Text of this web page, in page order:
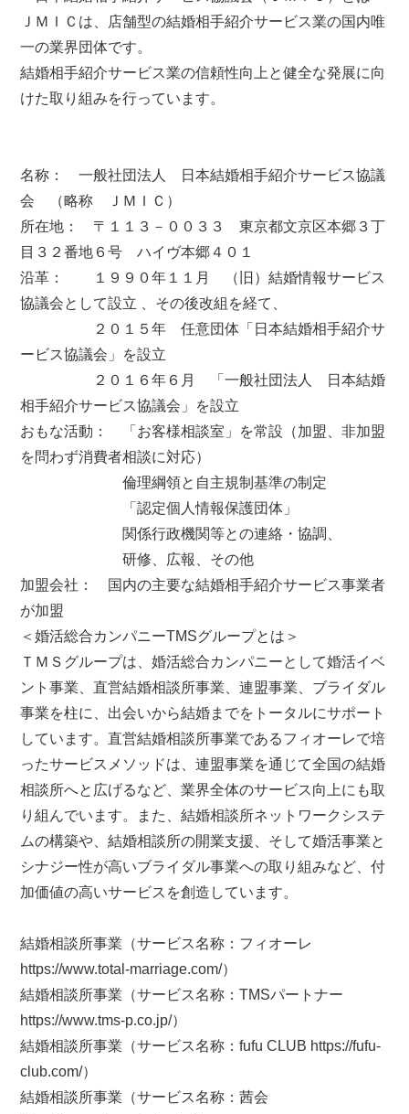
ＪＭＩＣは、店舗型の結婚相手紹介サービス業の国内唯
一の業界団体です。
結婚相手紹介サービス業の信頼性向上と健全な発展に向
けた取り組みを行っています。
名称： 一般社団法人 日本結婚相手紹介サービス協議
会 （略称 ＪＭＩＣ）
所在地： 〒１１３－００３３ 東京都文京区本郷３丁
目３２番地６号 ハイヴ本郷４０１
沿革： １９９０年１１月 （旧）結婚情報サービス
協議会として設立 、その後改組を経て、
２０１５年 任意団体「日本結婚相手紹介サ
ービス協議会」を設立
２０１６年６月 「一般社団法人 日本結婚
相手紹介サービス協議会」を設立
おもな活動： 「お客様相談室」を常設（加盟、非加盟
を問わず消費者相談に対応）
倫理綱領と自主規制基準の制定
「認定個人情報保護団体」
関係行政機関等との連絡・協調、
研修、広報、その他
加盟会社： 国内の主要な結婚相手紹介サービス事業者
が加盟
＜婚活総合カンパニーTMSグループとは＞
ＴＭＳグループは、婚活総合カンパニーとして婚活イベ
ント事業、直営結婚相談所事業、連盟事業、ブライダル
事業を柱に、出会いから結婚までをトータルにサポート
しています。直営結婚相談所事業であるフィオーレで培
ったサービスメソッドは、連盟事業を通じて全国の結婚
相談所へと広げるなど、業界全体のサービス向上にも取
り組んでいます。また、結婚相談所ネットワークシステ
ムの構築や、結婚相談所の開業支援、そして婚活事業と
シナジー性が高いブライダル事業への取り組みなど、付
加価値の高いサービスを創造しています。
結婚相談所事業（サービス名称：フィオーレ
https://www.total-marriage.com/）
結婚相談所事業（サービス名称：TMSパートナー
https://www.tms-p.co.jp/）
結婚相談所事業（サービス名称：fufu CLUB https://fufu-
club.com/）
結婚相談所事業（サービス名称：茜会